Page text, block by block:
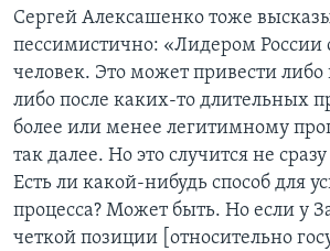
Сергей Алексашенко тоже
пессимистично: «Лидером России
человек. Это может привести либо
либо после каких-то длительных
более или менее легитимному
так далее. Но это случится не
Есть ли какой-нибудь способ для
процесса? Может быть. Но если у
четкой позиции [относительно